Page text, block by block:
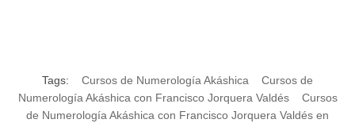
Tags: Cursos de Numerología Akáshica
Cursos de
Numerología Akáshica con Francisco Jorquera Valdés
Cursos
de Numerología Akáshica con Francisco Jorquera Valdés en